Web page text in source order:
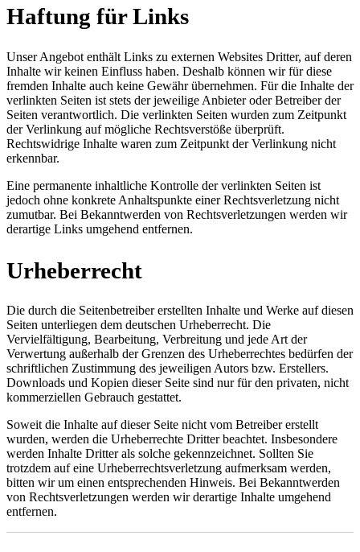
Haftung für Links
Unser Angebot enthält Links zu externen Websites Dritter, auf deren
Inhalte wir keinen Einfluss haben. Deshalb können wir für diese
fremden Inhalte auch keine Gewähr übernehmen. Für die Inhalte der
verlinkten Seiten ist stets der jeweilige Anbieter oder Betreiber der
Seiten verantwortlich. Die verlinkten Seiten wurden zum Zeitpunkt
der Verlinkung auf mögliche Rechtsverstöße überprüft.
Rechtswidrige Inhalte waren zum Zeitpunkt der Verlinkung nicht
erkennbar.
Eine permanente inhaltliche Kontrolle der verlinkten Seiten ist
jedoch ohne konkrete Anhaltspunkte einer Rechtsverletzung nicht
zumutbar. Bei Bekanntwerden von Rechtsverletzungen werden wir
derartige Links umgehend entfernen.
Urheberrecht
Die durch die Seitenbetreiber erstellten Inhalte und Werke auf diesen
Seiten unterliegen dem deutschen Urheberrecht. Die
Vervielfältigung, Bearbeitung, Verbreitung und jede Art der
Verwertung außerhalb der Grenzen des Urheberrechtes bedürfen der
schriftlichen Zustimmung des jeweiligen Autors bzw. Erstellers.
Downloads und Kopien dieser Seite sind nur für den privaten, nicht
kommerziellen Gebrauch gestattet.
Soweit die Inhalte auf dieser Seite nicht vom Betreiber erstellt
wurden, werden die Urheberrechte Dritter beachtet. Insbesondere
werden Inhalte Dritter als solche gekennzeichnet. Sollten Sie
trotzdem auf eine Urheberrechtsverletzung aufmerksam werden,
bitten wir um einen entsprechenden Hinweis. Bei Bekanntwerden
von Rechtsverletzungen werden wir derartige Inhalte umgehend
entfernen.